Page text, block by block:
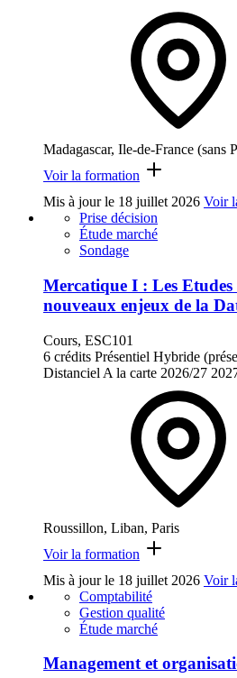
Madagascar, Ile-de-France (sans
Voir la formation
Mis à jour le 18 juillet 2026 Voir
Prise décision
Étude marché
Sondage
Mercatique I : Les Etudes
nouveaux enjeux de la
Cours, ESC101
6 crédits Présentiel Hybride
Distanciel A la carte 2026/27
Roussillon, Liban, Paris
Voir la formation
Mis à jour le 18 juillet 2026 Voir
Comptabilité
Gestion qualité
Étude marché
Management et